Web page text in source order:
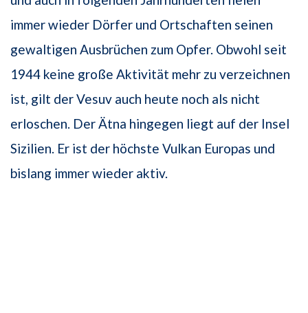
immer wieder Dörfer und Ortschaften seinen
gewaltigen Ausbrüchen zum Opfer. Obwohl seit
1944 keine große Aktivität mehr zu verzeichnen
ist, gilt der Vesuv auch heute noch als nicht
erloschen. Der Ätna hingegen liegt auf der Insel
Sizilien. Er ist der höchste Vulkan Europas und
bislang immer wieder aktiv.